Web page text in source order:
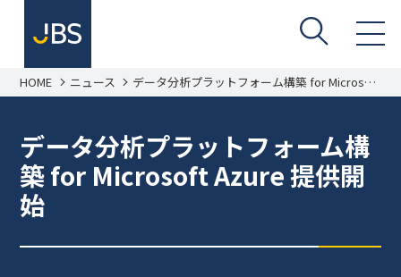
HOME ニュース データ分析プラットフォーム構築 for Microsoft
Azure 提供開始
データ分析プラットフォーム構
築 for Microsoft Azure 提供開
始